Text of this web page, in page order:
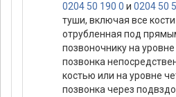
0204 50 190 0 и 0204 50
туши, включая все
отрубленная под
позвоночнику на
позвонка
костью или на уровне
позвонка через